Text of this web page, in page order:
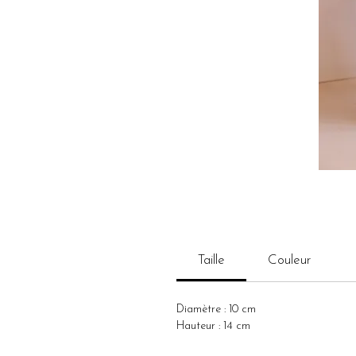
Taille Couleur
Diamètre : 10 cm
Hauteur : 14 cm